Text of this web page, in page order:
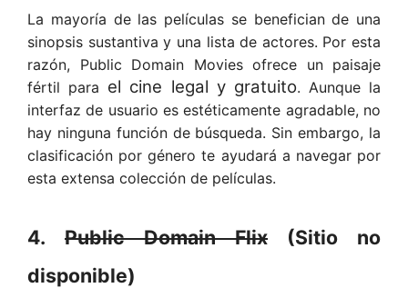
La mayoría de las películas se benefician de una
sinopsis sustantiva y una lista de actores. Por esta
razón, Public Domain Movies ofrece un paisaje
fértil para el cine legal y gratuito. Aunque la
interfaz de usuario es estéticamente agradable, no
hay ninguna función de búsqueda. Sin embargo, la
clasificación por género te ayudará a navegar por
esta extensa colección de películas.
4. Public Domain Flix
(Sitio no
disponible)